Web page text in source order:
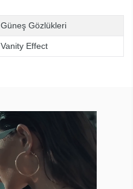
Güneş Gözlükleri
Vanity Effect